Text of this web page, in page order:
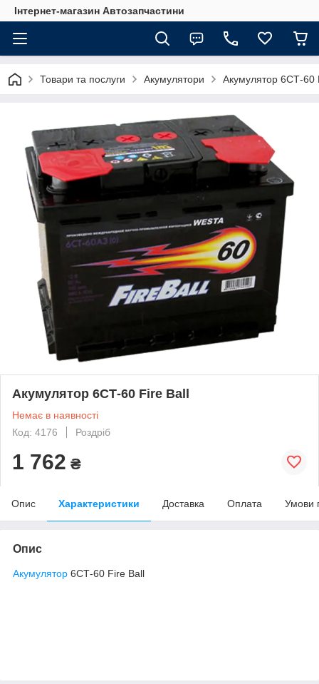
Інтернет-магазин Автозапчастини
Товари та послуги Акумулятори Акумулятор 6СТ-60
Акумулятор 6СТ-60 Fire Ball
Немає в наявності
Код: 4176
Роздріб
1 762 ₴
Опис Характеристики Доставка Оплата Умови
Опис
Акумулятор 6СТ-60 Fire Ball